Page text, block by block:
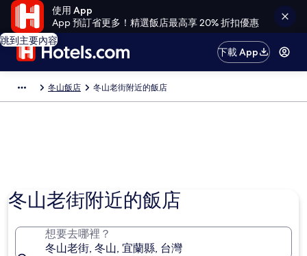
使用 App
App 預訂省更多！精選飯店最高享 20% 折扣優惠
跳到主要內容
下載 App
冬山飯店 冬山老街附近的飯店
冬山老街附近的飯店
想要去哪裡？
冬山老街, 冬山, 宜蘭縣, 台灣